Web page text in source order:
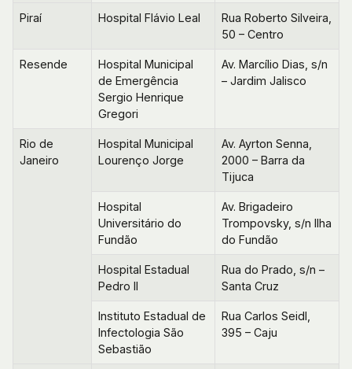
Piraí Hospital Flávio Leal
Rua Roberto Silveira,
50 – Centro
Resende
Hospital Municipal
de Emergência
Sergio Henrique
Gregori
Av. Marcílio Dias, s/n
– Jardim Jalisco
Rio de
Janeiro
Hospital Municipal
Lourenço Jorge
Av. Ayrton Senna,
2000 – Barra da
Tijuca
Hospital
Universitário do
Fundão
Av. Brigadeiro
Trompovsky, s/n Ilha
do Fundão
Hospital Estadual
Pedro II
Rua do Prado, s/n –
Santa Cruz
Instituto Estadual de
Infectologia São
Sebastião
Rua Carlos Seidl,
395 – Caju